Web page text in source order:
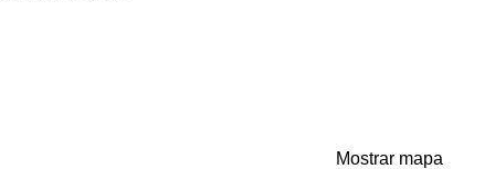
Mostrar mapa